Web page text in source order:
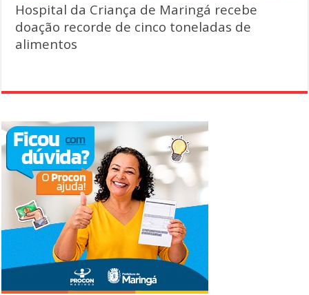
Hospital da Criança de Maringá recebe
doação recorde de cinco toneladas de
alimentos